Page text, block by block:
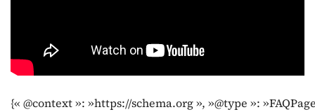
{« @context »: »https://schema.org », »@type »: